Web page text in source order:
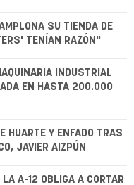
SU TIENDA DE
TENÍAN RAZÓN"
INDUSTRIAL
EN HASTA 200.000
HUARTE Y ENFADO TRAS
JAVIER AIZPÚN
LA A-12 OBLIGA A CORTAR